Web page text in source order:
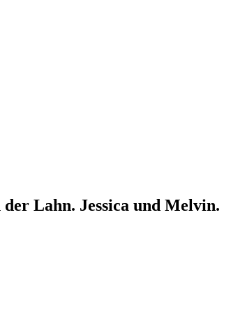
Lahn. Jessica und Melvin.